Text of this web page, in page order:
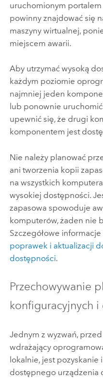
uruchomionym
powinny znajdować się
maszyny wirtualnej,
miejscem awarii.
Aby utrzymać wysoką
każdym poziomie
najmniej jeden
lub ponownie
upewnić się, że drugi
komponentem jest
Nie należy planować
ani tworzenia kopii
na wszystkich
wysokiej dostępności.
zapasowa spowoduje
komputerów, żaden nie
Szczegółowe
poprawek i aktualizacji
dostępności.
Przechowywanie
konfiguracyjnych i
Jednym z wyzwań,
wdrażający
lokalnie, jest pozyskanie
dostępnego urządzenia